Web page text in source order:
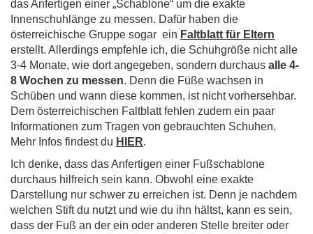
das Anfertigen einer „Schablone“ um die exakte
Innenschuhlänge zu messen. Dafür haben die
österreichische Gruppe sogar ein Faltblatt für Eltern
erstellt. Allerdings empfehle ich, die Schuhgröße nicht alle
3-4 Monate, wie dort angegeben, sondern durchaus alle 4-
8 Wochen zu messen. Denn die Füße wachsen in
Schüben und wann diese kommen, ist nicht vorhersehbar.
Dem österreichischen Faltblatt fehlen zudem ein paar
Informationen zum Tragen von gebrauchten Schuhen.
Mehr Infos findest du HIER.
Ich denke, dass das Anfertigen einer Fußschablone
durchaus hilfreich sein kann. Obwohl eine exakte
Darstellung nur schwer zu erreichen ist. Denn je nachdem
welchen Stift du nutzt und wie du ihn hältst, kann es sein,
dass der Fuß an der ein oder anderen Stelle breiter oder